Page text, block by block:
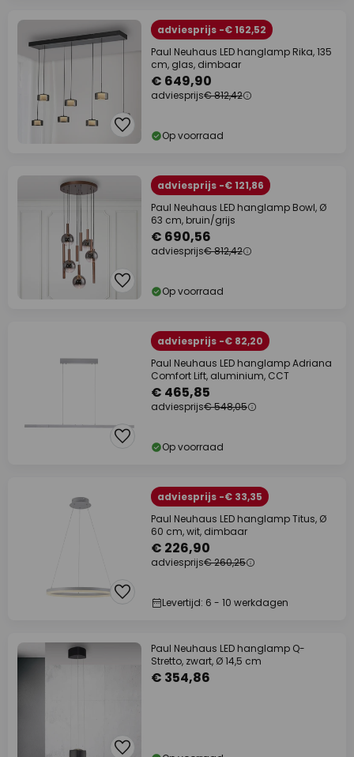
adviesprijs -€ 162,52
Paul Neuhaus LED hanglamp Rika, 135
cm, glas, dimbaar
€ 649,90
adviesprijs€ 812,42
Op voorraad
adviesprijs -€ 121,86
Paul Neuhaus LED hanglamp Bowl, Ø
63 cm, bruin/grijs
€ 690,56
adviesprijs€ 812,42
Op voorraad
adviesprijs -€ 82,20
Paul Neuhaus LED hanglamp Adriana
Comfort Lift, aluminium, CCT
€ 465,85
adviesprijs€ 548,05
Op voorraad
adviesprijs -€ 33,35
Paul Neuhaus LED hanglamp Titus, Ø
60 cm, wit, dimbaar
€ 226,90
adviesprijs€ 260,25
Levertijd: 6 - 10 werkdagen
Paul Neuhaus LED hanglamp Q-
Stretto, zwart, Ø 14,5 cm
€ 354,86